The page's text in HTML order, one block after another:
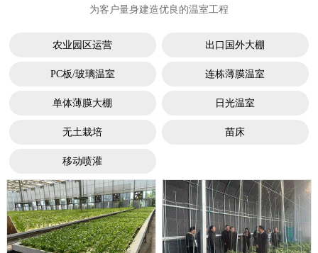
为客户量身建造优良的温室工程
农业园区运营 出口国外大棚
PC板/玻璃温室 连栋薄膜温室
单体薄膜大棚 日光温室
无土栽培 苗床
移动喷灌